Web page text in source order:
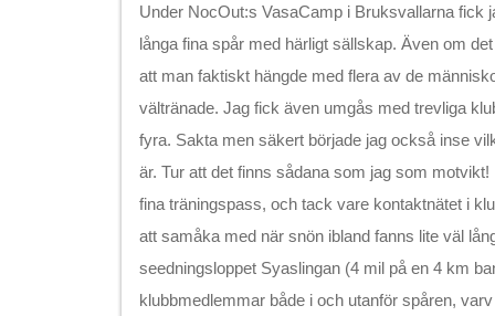
Under NocOut:s VasaCamp i Bruksvallarna fick
långa fina spår med härligt sällskap. Även om
att man faktiskt hängde med flera av de
vältränade. Jag fick även umgås med trevliga
fyra. Sakta men säkert började jag också inse
är. Tur att det finns sådana som jag som
fina träningspass, och tack vare kontaktnätet i
att samåka med när snön ibland fanns lite väl
seedningsloppet Syaslingan (4 mil på en 4 km
klubbmedlemmar både i och utanför spåren,